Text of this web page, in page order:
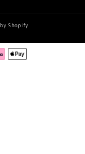
Shopify